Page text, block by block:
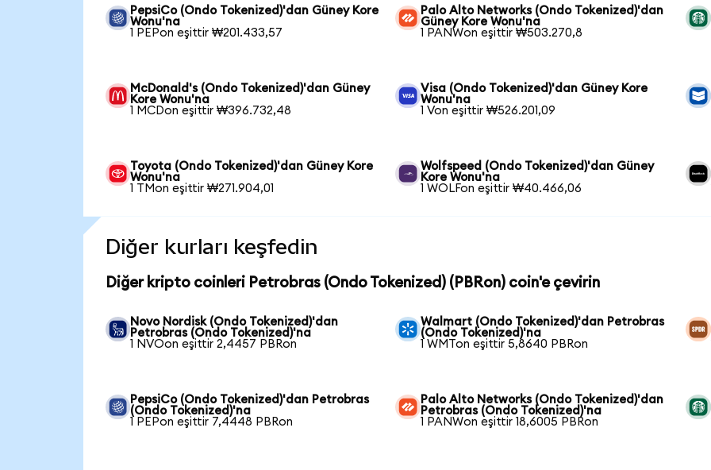
PepsiCo (Ondo Tokenized)'dan Güney Kore
Wonu'na
1 PEPon eşittir ₩201.433,57
Palo Alto Networks (Ondo Tokenized)'dan
Güney Kore Wonu'na
1 PANWon eşittir ₩503.270,8
McDonald's (Ondo Tokenized)'dan Güney
Kore Wonu'na
1 MCDon eşittir ₩396.732,48
Visa (Ondo Tokenized)'dan Güney Kore
Wonu'na
1 Von eşittir ₩526.201,09
Toyota (Ondo Tokenized)'dan Güney Kore
Wonu'na
1 TMon eşittir ₩271.904,01
Wolfspeed (Ondo Tokenized)'dan Güney
Kore Wonu'na
1 WOLFon eşittir ₩40.466,06
Diğer kurları keşfedin
Diğer kripto coinleri Petrobras (Ondo Tokenized) (PBRon) coin'e çevirin
Novo Nordisk (Ondo Tokenized)'dan
Petrobras (Ondo Tokenized)'na
1 NVOon eşittir 2,4457 PBRon
Walmart (Ondo Tokenized)'dan Petrobras
(Ondo Tokenized)'na
1 WMTon eşittir 5,8640 PBRon
PepsiCo (Ondo Tokenized)'dan Petrobras
(Ondo Tokenized)'na
1 PEPon eşittir 7,4448 PBRon
Palo Alto Networks (Ondo Tokenized)'dan
Petrobras (Ondo Tokenized)'na
1 PANWon eşittir 18,6005 PBRon